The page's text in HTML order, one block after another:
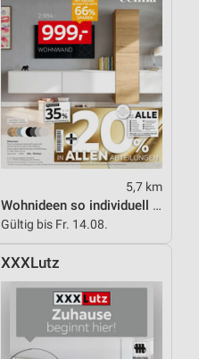
5,7 km
Wohnideen so individuell wie du!
Gültig bis Fr. 14.08.
XXXLutz